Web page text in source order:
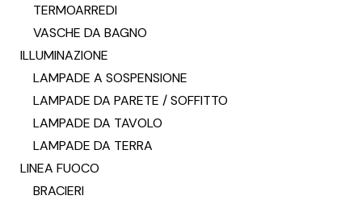
TERMOARREDI
VASCHE DA BAGNO
ILLUMINAZIONE
LAMPADE A SOSPENSIONE
LAMPADE DA PARETE / SOFFITTO
LAMPADE DA TAVOLO
LAMPADE DA TERRA
LINEA FUOCO
BRACIERI